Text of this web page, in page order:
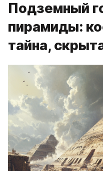
Подземный
пирамиды:
тайна,